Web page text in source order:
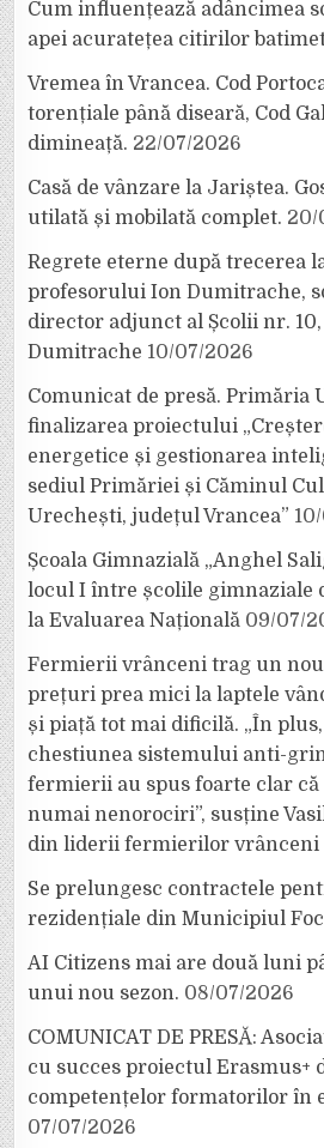
Cum influențează adâncimea
apei acuratețea citirilor
Vremea în Vrancea. Cod
torențiale până diseară, Cod
dimineață. 22/07/2026
Casă de vânzare la Jariștea.
utilată și mobilată complet. 20/
Regrete eterne după trecerea
profesorului Ion Dumitrache,
director adjunct al Școlii nr.
Dumitrache 10/07/2026
Comunicat de presă. Primăria
finalizarea proiectului
energetice și gestionarea
sediul Primăriei și Căminul
Urechești, județul Vrancea”
Școala Gimnazială „Anghel
locul I între școlile gimnaziale
la Evaluarea Națională 09/07/
Fermierii vrânceni trag un nou
prețuri prea mici la laptele
și piață tot mai dificilă. „În
chestiunea sistemului anti-
fermierii au spus foarte clar că
numai nenorociri”, susține
din liderii fermierilor vrânceni
Se prelungesc contractele
rezidențiale din Municipiul
AI Citizens mai are două luni
unui nou sezon. 08/07/2026
COMUNICAT DE PRESĂ:
cu succes proiectul Erasmus+
competențelor formatorilor în
07/07/2026